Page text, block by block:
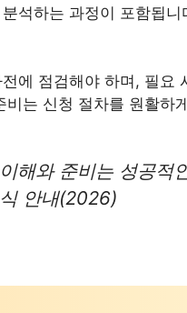
석하는 과정이 포함됩
에 점검해야 하며, 필요
는 신청 절차를 원활하
해와 준비는 성공적
안내(2026)